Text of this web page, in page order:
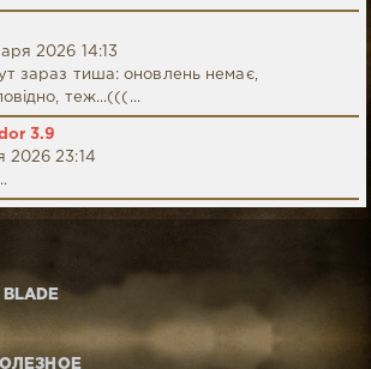
2026 14:13
зараз тиша: оновлень немає,
теж...(((...
3.9
2026 23:14
BLADE